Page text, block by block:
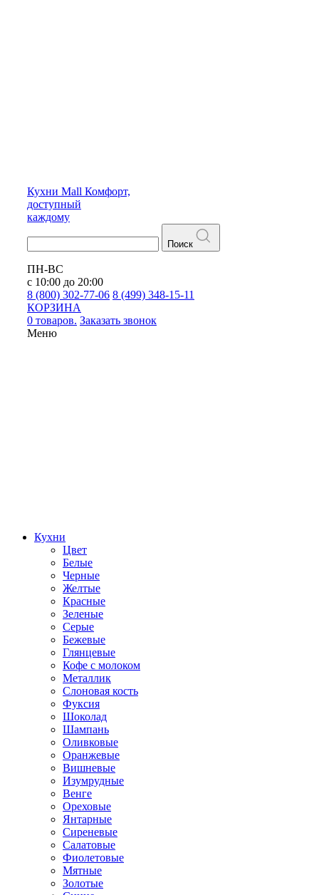
Кухни Mall Комфорт,
доступный
каждому
Поиск
ПН-ВС
с 10:00 до 20:00
8 (800) 302-77-06 8 (499) 348-15-11
КОРЗИНА
0 товаров. Заказать звонок
Меню
Кухни
Цвет
Белые
Черные
Желтые
Красные
Зеленые
Серые
Бежевые
Глянцевые
Кофе с молоком
Металлик
Слоновая кость
Фуксия
Шоколад
Шампань
Оливковые
Оранжевые
Вишневые
Изумрудные
Венге
Ореховые
Янтарные
Сиреневые
Салатовые
Фиолетовые
Мятные
Золотые